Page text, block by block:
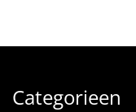
Categorieen